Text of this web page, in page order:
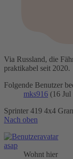
Via Russland, die
praktikabel seit 2020.
Folgende Benutzer
mks916 (16
Sprinter 419 4x4
Nach oben
asap
Wohnt hier